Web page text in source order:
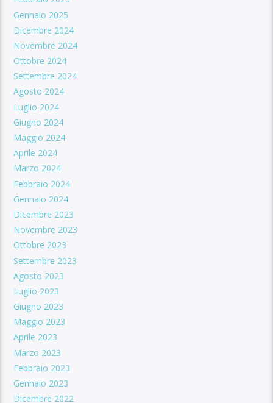
Gennaio 2025
Dicembre 2024
Novembre 2024
Ottobre 2024
Settembre 2024
Agosto 2024
Luglio 2024
Giugno 2024
Maggio 2024
Aprile 2024
Marzo 2024
Febbraio 2024
Gennaio 2024
Dicembre 2023
Novembre 2023
Ottobre 2023
Settembre 2023
Agosto 2023
Luglio 2023
Giugno 2023
Maggio 2023
Aprile 2023
Marzo 2023
Febbraio 2023
Gennaio 2023
Dicembre 2022